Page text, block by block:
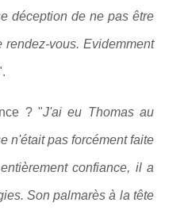
déception de ne pas être
vous. Evidemment
? "J'ai eu Thomas au
n'était pas forcément faite
confiance, il a
Son palmarès à la tête